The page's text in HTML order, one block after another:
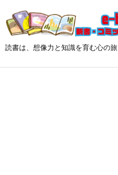
読書は、想像力と知識を育む心の旅